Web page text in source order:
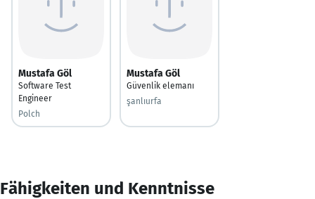
Mustafa Göl
Software Test
Engineer
Polch
Mustafa Göl
Güvenlik elemanı
şanlıurfa
Fähigkeiten und Kenntnisse